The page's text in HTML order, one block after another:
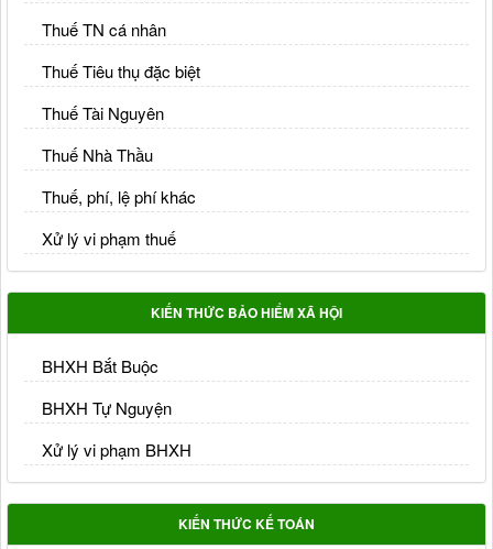
Thuế TN cá nhân
Thuế Tiêu thụ đặc biệt
Thuế Tài Nguyên
Thuế Nhà Thầu
Thuế, phí, lệ phí khác
Xử lý vi phạm thuế
KIẾN THỨC BẢO HIỂM XÃ HỘI
BHXH Bắt Buộc
BHXH Tự Nguyện
Xử lý vi phạm BHXH
KIẾN THỨC KẾ TOÁN